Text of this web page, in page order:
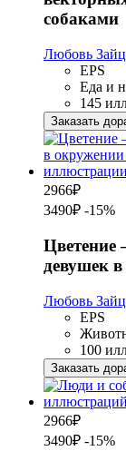
собаками
Любовь
EPS
Еда и
145
Заказать
2966₽
3490₽ -15%
Цветение
девушек
Любовь
EPS
100
Заказать
2966₽
3490₽ -15%